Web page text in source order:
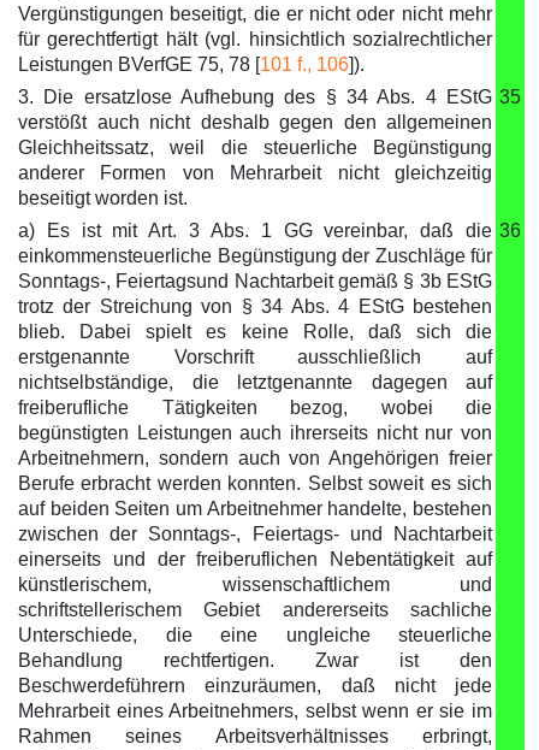
Vergünstigungen beseitigt, die er nicht oder nicht mehr
für gerechtfertigt hält (vgl. hinsichtlich sozialrechtlicher
Leistungen BVerfGE 75, 78 [101 f., 106]).
3. Die ersatzlose Aufhebung des § 34 Abs. 4 EStG
verstößt auch nicht deshalb gegen den allgemeinen
Gleichheitssatz, weil die steuerliche Begünstigung
anderer Formen von Mehrarbeit nicht gleichzeitig
beseitigt worden ist.
35
a) Es ist mit Art. 3 Abs. 1 GG vereinbar, daß die
einkommensteuerliche Begünstigung der Zuschläge für
Sonntags-, Feiertagsund Nachtarbeit gemäß § 3b EStG
trotz der Streichung von § 34 Abs. 4 EStG bestehen
blieb. Dabei spielt es keine Rolle, daß sich die
erstgenannte Vorschrift ausschließlich auf
nichtselbständige, die letztgenannte dagegen auf
freiberufliche Tätigkeiten bezog, wobei die
begünstigten Leistungen auch ihrerseits nicht nur von
Arbeitnehmern, sondern auch von Angehörigen freier
Berufe erbracht werden konnten. Selbst soweit es sich
auf beiden Seiten um Arbeitnehmer handelte, bestehen
zwischen der Sonntags-, Feiertags- und Nachtarbeit
einerseits und der freiberuflichen Nebentätigkeit auf
künstlerischem, wissenschaftlichem und
schriftstellerischem Gebiet andererseits sachliche
Unterschiede, die eine ungleiche steuerliche
Behandlung rechtfertigen. Zwar ist den
Beschwerdeführern einzuräumen, daß nicht jede
Mehrarbeit eines Arbeitnehmers, selbst wenn er sie im
Rahmen seines Arbeitsverhältnisses erbringt,
36